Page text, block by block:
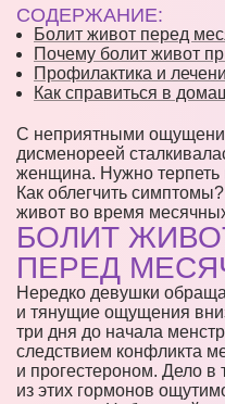
СОДЕРЖАНИЕ:
Болит живот перед
Почему болит живот
Профилактика и
Как справиться в
С неприятными
дисменореей
женщина. Нужно терпеть
Как облегчить
живот во время
БОЛИТ
ПЕРЕД
Нередко девушки
и тянущие ощущения
три дня до начала
следствием конфликта
и прогестероном. Дело в
из этих гормонов